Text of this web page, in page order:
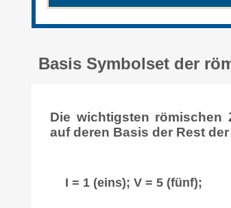
Basis Symbolset der
Die wichtigsten römischen
auf deren Basis der Rest
I = 1 (eins); V = 5 (fünf);